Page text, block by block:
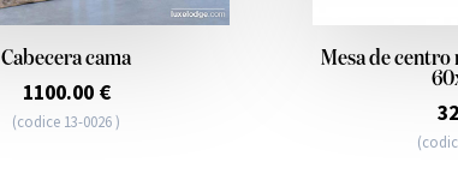
Cabecera cama
1100.00 €
(codice 13-0026 )
Mesa de centro